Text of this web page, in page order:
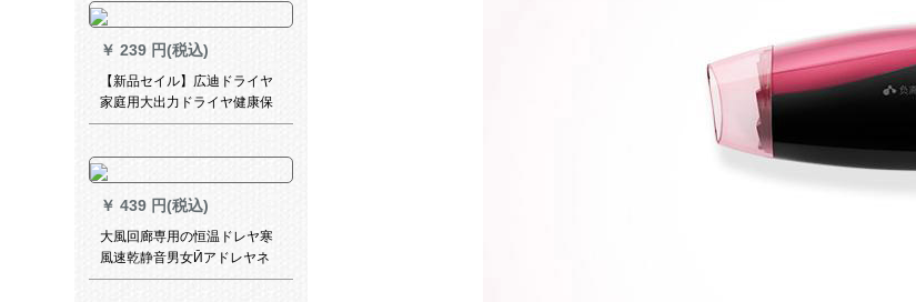
￥ 239 円(税込)
【新品セイル】広迪ドライヤ
家庭用大出力ドライヤ健康保
護理髪店ドライヤ冷熱風5段ス
￥ 439 円(税込)
大風回廊専用の恒温ドレヤ寒
風速乾静音男女Ӣアドレヤネ
ネネトル赤のブティックレイ